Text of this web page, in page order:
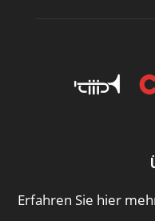
Erfahren Sie hier